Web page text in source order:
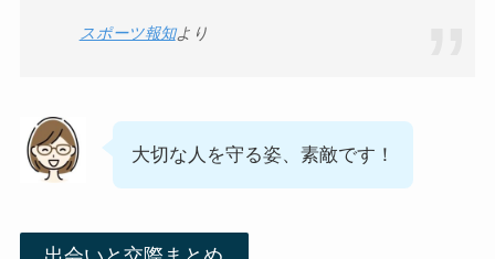
スポーツ報知より
大切な人を守る姿、素敵です！